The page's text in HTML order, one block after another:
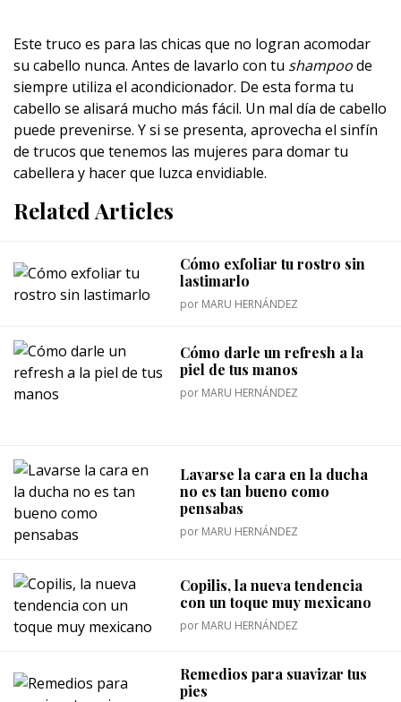
Este truco es para las chicas que no logran acomodar
su cabello nunca. Antes de lavarlo con tu shampoode
siempre utiliza el acondicionador. De esta forma tu
cabello se alisará mucho más fácil. Un mal día de cabello
puede prevenirse. Y si se presenta, aprovecha el sinfín
de trucos que tenemos las mujeres para domar tu
cabellera y hacer que luzca envidiable.
Related Articles
Cómo exfoliar tu rostro sin
lastimarlo
por MARU HERNÁNDEZ
Cómo darle un refresh a la
piel de tus manos
por MARU HERNÁNDEZ
Lavarse la cara en la ducha
no es tan bueno como
pensabas
por MARU HERNÁNDEZ
Copilis, la nueva tendencia
con un toque muy mexicano
por MARU HERNÁNDEZ
Remedios para suavizar tus
pies